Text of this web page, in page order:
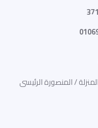
/ المنصورة الرئيسى